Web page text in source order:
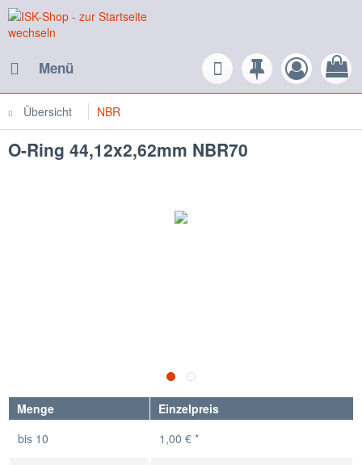
Menü
Übersicht NBR
O-Ring 44,12x2,62mm NBR70
Menge
Einzelpreis
bis 10 1,00 € *